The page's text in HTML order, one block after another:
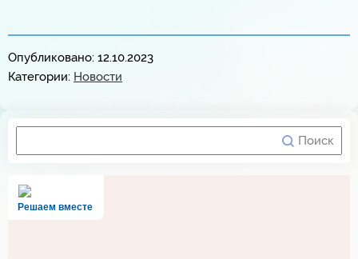
Опубликовано: 12.10.2023
Категории: Новости
Решаем вместе